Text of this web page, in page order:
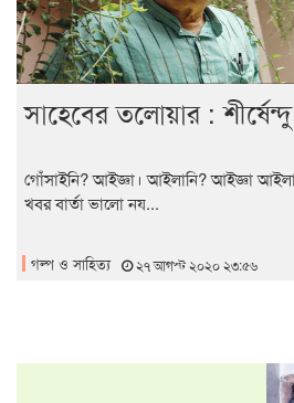
সাহেবের তলোয়ার :
গোঁসাইনি? আইজ্ঞা। আইলানি? আইজ্ঞা
খবর বার্তা ভালো নয...
গল্প ও সাহিত্য ২৭ আগস্ট ২০২০ ২৩:৫৬